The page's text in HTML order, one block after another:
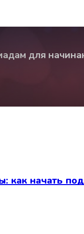
для
как начать